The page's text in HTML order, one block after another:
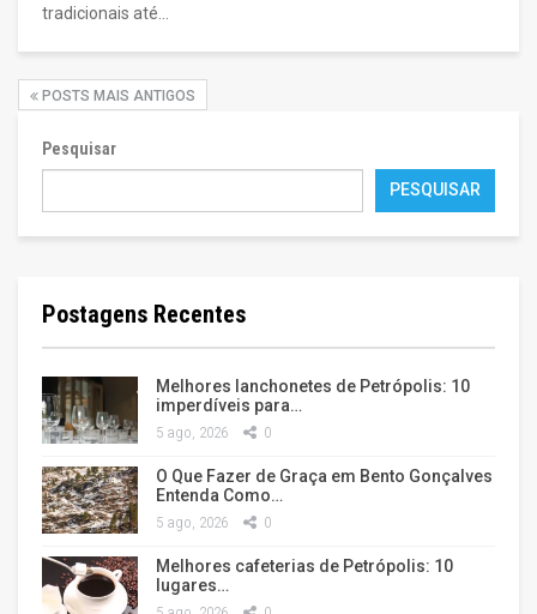
tradicionais até…
POSTS MAIS ANTIGOS
Pesquisar
PESQUISAR
Postagens Recentes
Melhores lanchonetes de Petrópolis: 10
imperdíveis para…
5 ago, 2026 0
O Que Fazer de Graça em Bento Gonçalves
Entenda Como…
5 ago, 2026 0
Melhores cafeterias de Petrópolis: 10
lugares…